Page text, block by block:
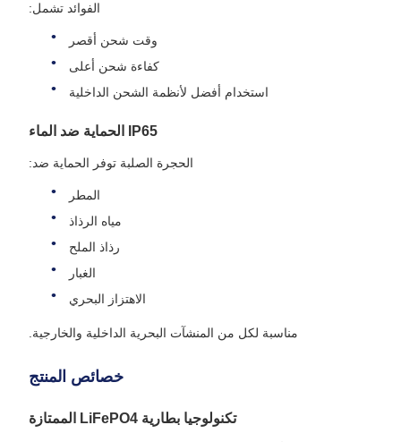
الفوائد تشمل:
وقت شحن أقصر
كفاءة شحن أعلى
استخدام أفضل لأنظمة الشحن الداخلية
IP65 الحماية ضد الماء
الحجرة الصلبة توفر الحماية ضد:
المطر
مياه الرذاذ
رذاذ الملح
الغبار
الاهتزاز البحري
مناسبة لكل من المنشآت البحرية الداخلية والخارجية.
خصائص المنتج
تكنولوجيا بطارية LiFePO4 الممتازة